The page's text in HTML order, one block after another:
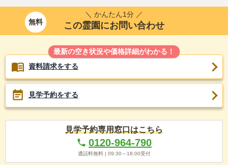
無料
＼ かんたん1分 ／
この霊園にお問い合わせ
最新の空き状況や価格詳細がわかる！
資料請求をする
見学予約をする
見学予約専用窓口はこちら
0120-964-790
通話料無料 | 09:30～18:00受付